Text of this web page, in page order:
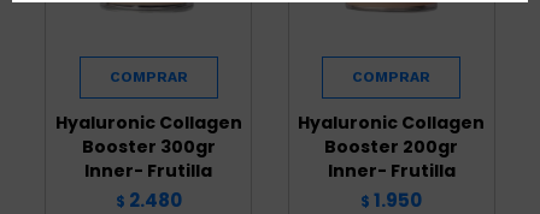
Hyaluronic Collagen
Booster 300gr
Inner- Frutilla
$ 2.480
Hyaluronic Collagen
Booster 200gr
Inner- Frutilla
$ 1.950